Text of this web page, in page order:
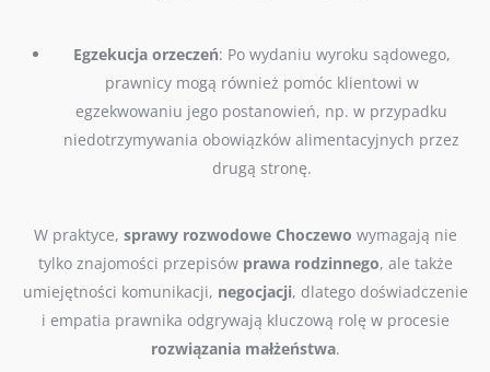
Egzekucja orzeczeń: Po wydaniu wyroku sądowego,
prawnicy mogą również pomóc klientowi w
egzekwowaniu jego postanowień, np. w przypadku
niedotrzymywania obowiązków alimentacyjnych przez
drugą stronę.
W praktyce, sprawy rozwodowe Choczewo wymagają nie
tylko znajomości przepisów prawa rodzinnego, ale także
umiejętności komunikacji, negocjacji, dlatego doświadczenie
i empatia prawnika odgrywają kluczową rolę w procesie
rozwiązania małżeństwa.